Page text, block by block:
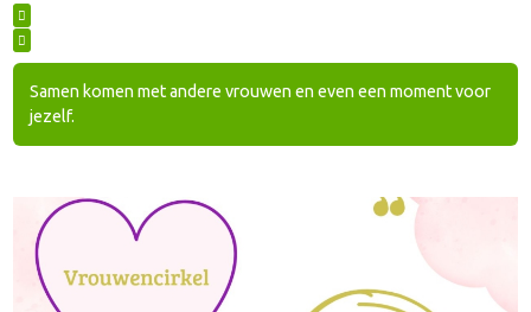
Samen komen met andere vrouwen en even een moment voor
jezelf.